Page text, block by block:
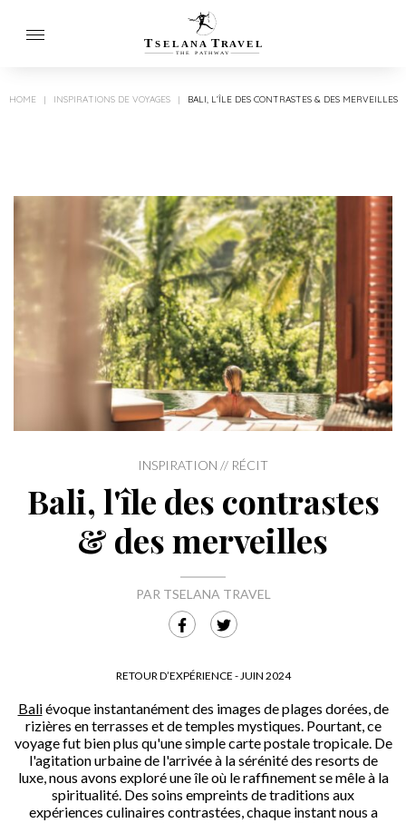
T SELANA TR A VEL
THE P ATH W AY
HOME | INSPIRATIONS DE VOYAGES | BALI, L’ÎLE DES CONTRASTES & DES MERVEILLES
INSPIRATION // RÉCIT
Bali, l'île des contrastes
& des merveilles
PAR TSELANA TRAVEL
RETOUR D’EXPÉRIENCE - JUIN 2024
Baliévoque instantanément des images de plages dorées, de
rizières en terrasses et de temples mystiques. Pourtant, ce
voyage fut bien plus qu'une simple carte postale tropicale. De
l'agitation urbaine de l'arrivée à la sérénité des resorts de
luxe, nous avons exploré une île où le raffinement se mêle à la
spiritualité. Des soins empreints de traditions aux
expériences culinaires contrastées, chaque instant nous a